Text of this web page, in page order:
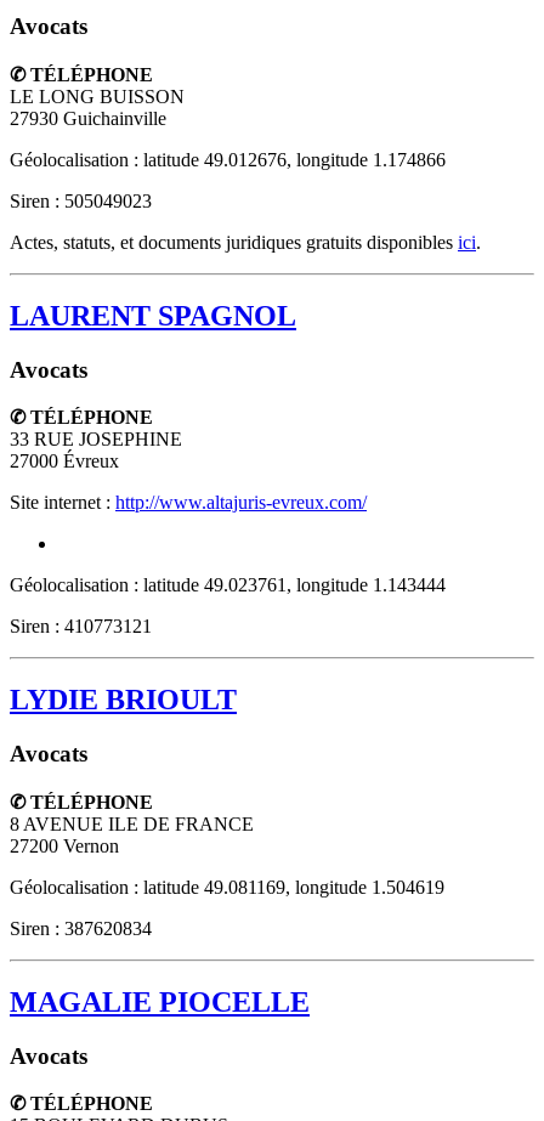
Avocats
✆ TÉLÉPHONE
LE LONG BUISSON
27930 Guichainville
Géolocalisation : latitude 49.012676, longitude 1.174866
Siren : 505049023
Actes, statuts, et documents juridiques gratuits disponibles ici.
LAURENT SPAGNOL
Avocats
✆ TÉLÉPHONE
33 RUE JOSEPHINE
27000 Évreux
Site internet : http://www.altajuris-evreux.com/
Géolocalisation : latitude 49.023761, longitude 1.143444
Siren : 410773121
LYDIE BRIOULT
Avocats
✆ TÉLÉPHONE
8 AVENUE ILE DE FRANCE
27200 Vernon
Géolocalisation : latitude 49.081169, longitude 1.504619
Siren : 387620834
MAGALIE PIOCELLE
Avocats
✆ TÉLÉPHONE